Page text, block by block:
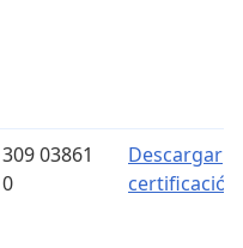
309 03861
0
Descargar
certificación